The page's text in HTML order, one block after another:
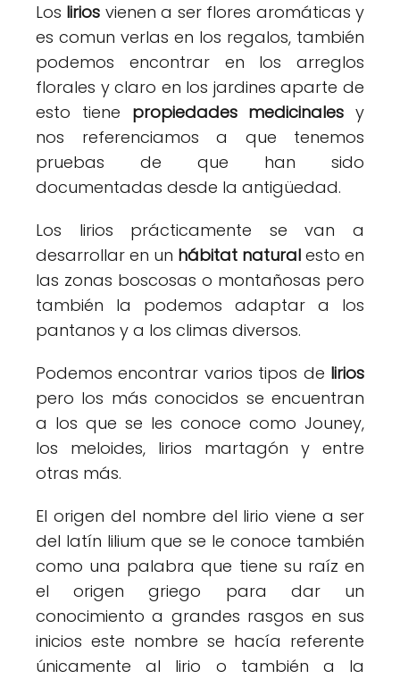
Los lirios vienen a ser flores aromáticas y
es comun verlas en los regalos, también
podemos encontrar en los arreglos
florales y claro en los jardines aparte de
esto tiene propiedades medicinales y
nos referenciamos a que tenemos
pruebas de que han sido
documentadas desde la antigüedad.
Los lirios prácticamente se van a
desarrollar en un hábitat natural esto en
las zonas boscosas o montañosas pero
también la podemos adaptar a los
pantanos y a los climas diversos.
Podemos encontrar varios tipos de lirios
pero los más conocidos se encuentran
a los que se les conoce como Jouney,
los meloides, lirios martagón y entre
otras más.
El origen del nombre del lirio viene a ser
del latín lilium que se le conoce también
como una palabra que tiene su raíz en
el origen griego para dar un
conocimiento a grandes rasgos en sus
inicios este nombre se hacía referente
únicamente al lirio o también a la